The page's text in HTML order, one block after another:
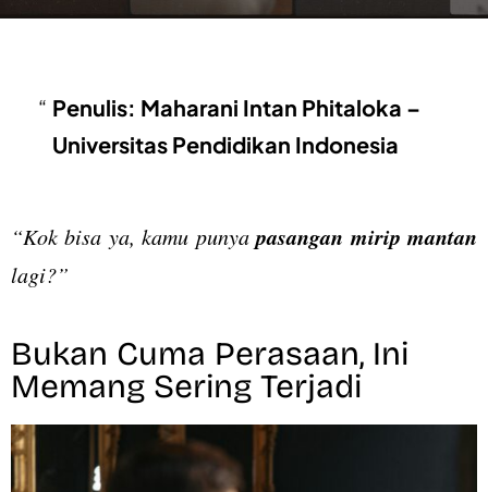
Penulis: Maharani Intan Phitaloka –
Universitas Pendidikan Indonesia
“Kok bisa ya, kamu punyapasangan mirip mantan
lagi?”
Bukan Cuma Perasaan, Ini
Memang Sering Terjadi